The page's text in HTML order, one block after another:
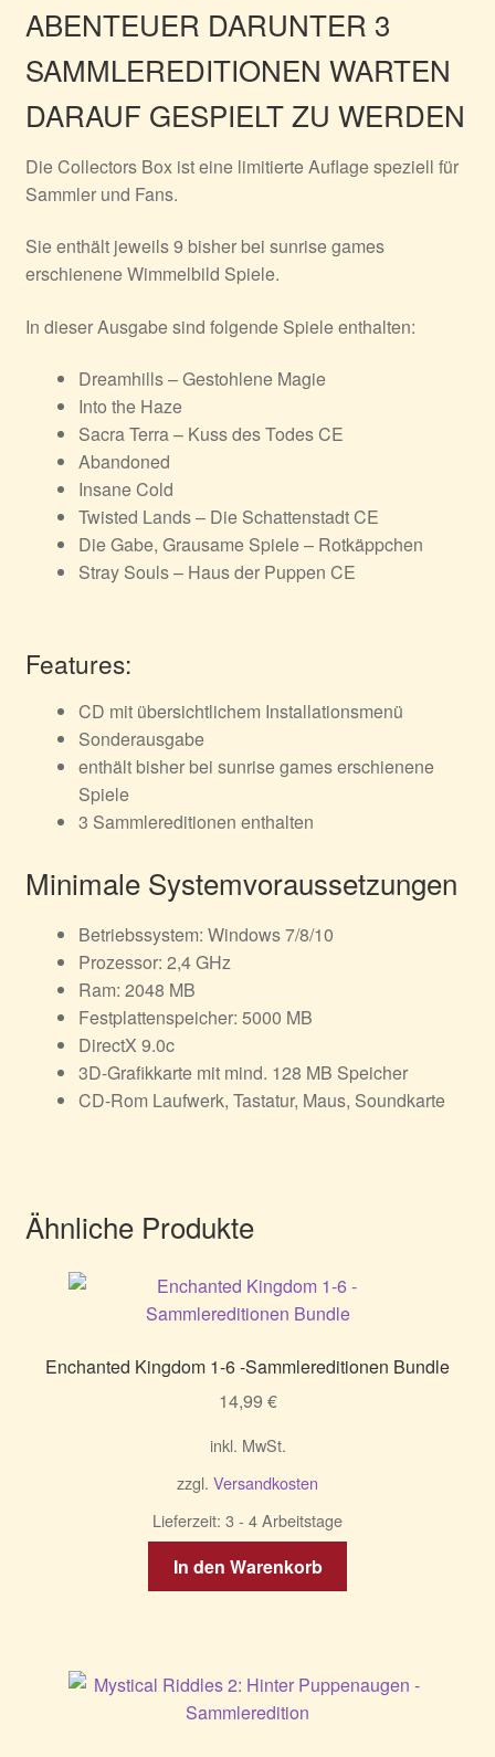
ABENTEUER DARUNTER 3
SAMMLEREDITIONEN WARTEN
DARAUF GESPIELT ZU WERDEN
Die Collectors Box ist eine limitierte Auflage speziell für
Sammler und Fans.
Sie enthält jeweils 9 bisher bei sunrise games
erschienene Wimmelbild Spiele.
In dieser Ausgabe sind folgende Spiele enthalten:
Dreamhills – Gestohlene Magie
Into the Haze
Sacra Terra – Kuss des Todes CE
Abandoned
Insane Cold
Twisted Lands – Die Schattenstadt CE
Die Gabe, Grausame Spiele – Rotkäppchen
Stray Souls – Haus der Puppen CE
Features:
CD mit übersichtlichem Installationsmenü
Sonderausgabe
enthält bisher bei sunrise games erschienene
Spiele
3 Sammlereditionen enthalten
Minimale Systemvoraussetzungen
Betriebssystem: Windows 7/8/10
Prozessor: 2,4 GHz
Ram: 2048 MB
Festplattenspeicher: 5000 MB
DirectX 9.0c
3D-Grafikkarte mit mind. 128 MB Speicher
CD-Rom Laufwerk, Tastatur, Maus, Soundkarte
Ähnliche Produkte
Enchanted Kingdom 1-6 -Sammlereditionen Bundle
14,99 €
inkl. MwSt.
zzgl. Versandkosten
Lieferzeit: 3 - 4 Arbeitstage
In den Warenkorb